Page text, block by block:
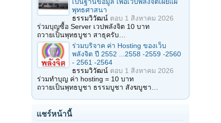
พุทธศาสนา
ธรรมวิวัฒน์ ตอบ 1 สิงหาคม 2026
ร่วมบุญซื้อ Server เวปพลังจิต 10 บาท
ถวายเป็นพุทธบูชา สาธุครับ…
ร่วมบริจาค ค่า Hosting ของเว็บ
พลังจิต ปี 2552 ...2558 -2559 -2560
- 2561 -2564
ธรรมวิวัฒน์ ตอบ 1 สิงหาคม 2026
ร่วมทำบุญ ค่า hosting = 10 บาท
ถวายเป็นพุทธบูชา ธรรมบูชา สังฆบูชา…
แชร์หน้านี้